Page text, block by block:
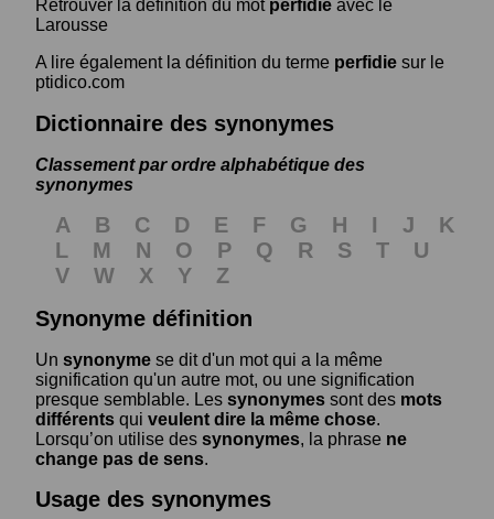
Retrouver la définition du mot perfidie avec le
Larousse
A lire également la définition du terme perfidie sur le
ptidico.com
Dictionnaire des synonymes
Classement par ordre alphabétique des
synonymes
A B C D E F G H I J
K
L
M N O P Q R S T
U
V
W X Y
Z
Synonyme définition
Un synonyme se dit d'un mot qui a la même
signification qu'un autre mot, ou une signification
presque semblable. Les synonymes sont des mots
différents qui veulent dire la même chose.
Lorsqu’on utilise des synonymes, la phrase ne
change pas de sens.
Usage des synonymes